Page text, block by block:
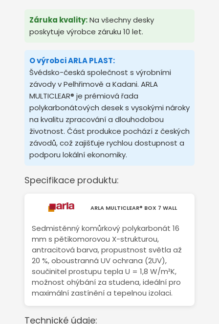
Záruka kvality:Na všechny desky
poskytuje výrobce záruku 10 let.
O výrobci ARLA PLAST:
Švédsko-česká společnost s výrobními
závody v Pelhřimově a Kadani. ARLA
MULTICLEAR® je prémiová řada
polykarbonátových desek s vysokými nároky
na kvalitu zpracování a dlouhodobou
životnost. Část produkce pochází z českých
závodů, což zajišťuje rychlou dostupnost a
podporu lokální ekonomiky.
Specifikace produktu:
ARLA MULTICLEAR® BOX 7 WALL
Sedmistěnný komůrkový polykarbonát 16
mm s pětikomorovou X-strukturou,
antracitová barva, propustnost světla až
20 %, oboustranná UV ochrana (2UV),
součinitel prostupu tepla U = 1,8 W/m²K,
možnost ohýbání za studena, ideální pro
maximální zastínění a tepelnou izolaci.
Technické údaje: